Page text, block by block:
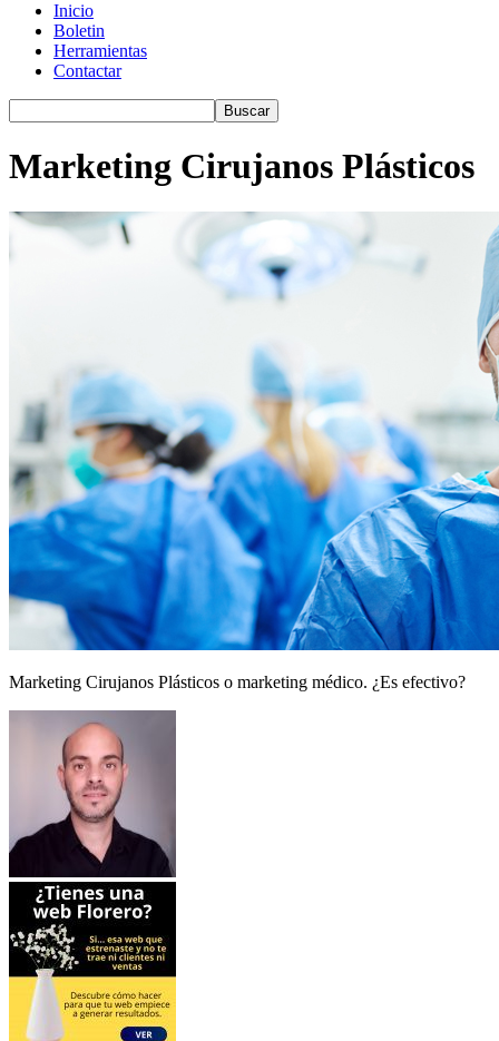
Inicio
Boletin
Herramientas
Contactar
Marketing Cirujanos Plásticos
Marketing Cirujanos Plásticos o marketing médico. ¿Es efectivo?